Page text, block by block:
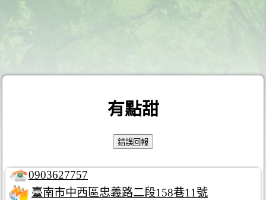
有點甜
0903627757
臺南市中西區忠義路二段158巷11號